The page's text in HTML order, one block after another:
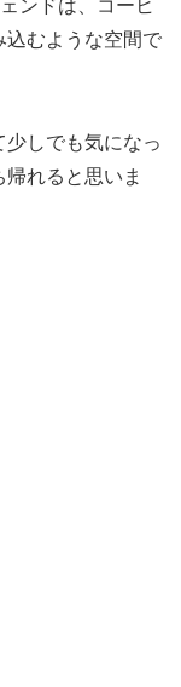
ンドは、コーヒ
込むような空間で
しでも気になっ
れると思いま